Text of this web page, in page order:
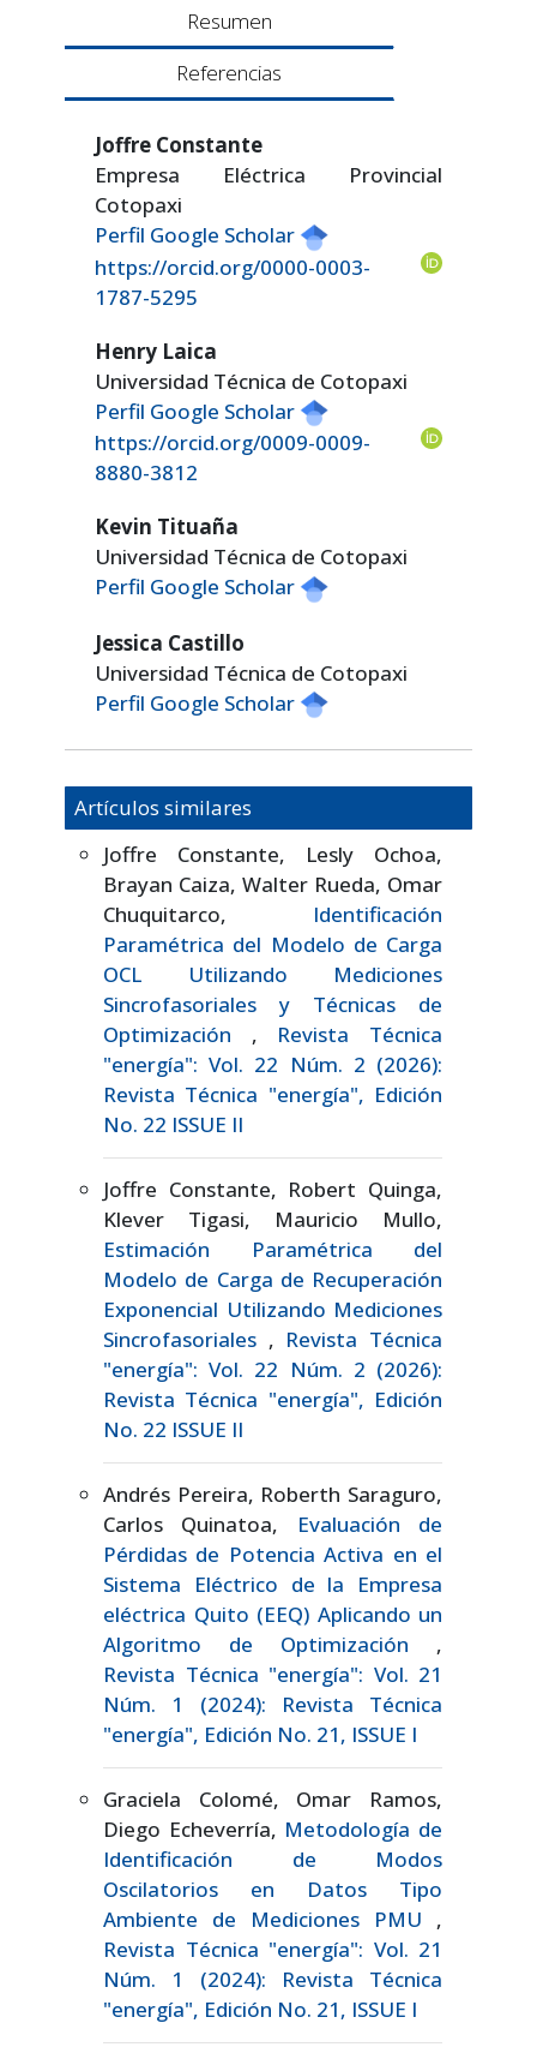
Resumen
Referencias
Joffre Constante
Empresa Eléctrica Provincial
Cotopaxi
Perfil Google Scholar
https://orcid.org/0000-0003-
1787-5295
Henry Laica
Universidad Técnica de Cotopaxi
Perfil Google Scholar
https://orcid.org/0009-0009-
8880-3812
Kevin Tituaña
Universidad Técnica de Cotopaxi
Perfil Google Scholar
Jessica Castillo
Universidad Técnica de Cotopaxi
Perfil Google Scholar
Artículos similares
Joffre Constante, Lesly Ochoa,
Brayan Caiza, Walter Rueda, Omar
Chuquitarco, Identificación
Paramétrica del Modelo de Carga
OCL Utilizando Mediciones
Sincrofasoriales y Técnicas de
Optimización , Revista Técnica
"energía": Vol. 22 Núm. 2 (2026):
Revista Técnica "energía", Edición
No. 22 ISSUE II
Joffre Constante, Robert Quinga,
Klever Tigasi, Mauricio Mullo,
Estimación Paramétrica del
Modelo de Carga de Recuperación
Exponencial Utilizando Mediciones
Sincrofasoriales , Revista Técnica
"energía": Vol. 22 Núm. 2 (2026):
Revista Técnica "energía", Edición
No. 22 ISSUE II
Andrés Pereira, Roberth Saraguro,
Carlos Quinatoa,
Evaluación de
Pérdidas de Potencia Activa en el
Sistema Eléctrico de la Empresa
eléctrica Quito (EEQ) Aplicando un
Algoritmo de Optimización ,
Revista Técnica "energía": Vol. 21
Núm. 1 (2024): Revista Técnica
"energía", Edición No. 21, ISSUE I
Graciela Colomé, Omar Ramos,
Diego Echeverría, Metodología de
Identificación de Modos
Oscilatorios en Datos Tipo
Ambiente de Mediciones PMU ,
Revista Técnica "energía": Vol. 21
Núm. 1 (2024): Revista Técnica
"energía", Edición No. 21, ISSUE I